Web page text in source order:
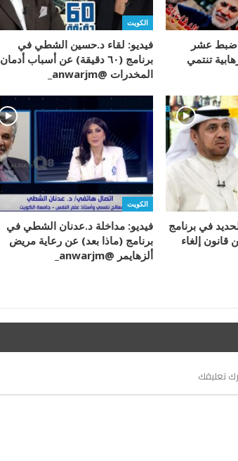
ضبط عشر
تنتمي
الكويت
فيديو: لقاء د.حسين الشطي في
برنامج (٦٠ دقيقة) عن أسباب أدمان
المخدرات @anwarjm_
في برنامج
قانون إلغاء
الكويت
فيديو: مداخلة د.عدنان الشطي في
برنامج (ماذا بعد) عن رعاية مريض
ألزهايمر @anwarjm_
تعليقك